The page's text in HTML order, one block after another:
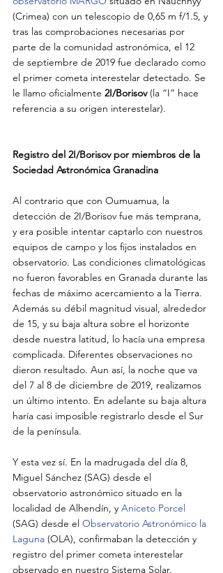
(Crimea) con un telescopio de 0,65 m f/1.5, y
tras las comprobaciones necesarias por
parte de la comunidad astronómica, el 12
de septiembre de 2019 fue declarado como
el primer cometa interestelar detectado. Se
le llamo oficialmente 2I/Borisov (la “I” hace
referencia a su origen interestelar).
Registro del 2I/Borisov por miembros de la
Sociedad Astronómica Granadina
Al contrario que con Oumuamua, la
detección de 2I/Borisov fue más temprana,
y era posible intentar captarlo con nuestros
equipos de campo y los fijos instalados en
observatorio. Las condiciones climatológicas
no fueron favorables en Granada durante las
fechas de máximo acercamiento a la Tierra.
Además su débil magnitud visual, alrededor
de 15, y su baja altura sobre el horizonte
desde nuestra latitud, lo hacía una empresa
complicada. Diferentes observaciones no
dieron resultado. Aun así, la noche que va
del 7 al 8 de diciembre de 2019, realizamos
un último intento. En adelante su baja altura
haría casi imposible registrarlo desde el Sur
de la península.
Y esta vez sí. En la madrugada del día 8,
Miguel Sánchez (SAG) desde el
observatorio astronómico situado en la
localidad de Alhendín, y Aniceto Porcel
(SAG) desde el Observatorio Astronómico la
Laguna (OLA), confirmaban la detección y
registro del primer cometa interestelar
observado en nuestro Sistema Solar.